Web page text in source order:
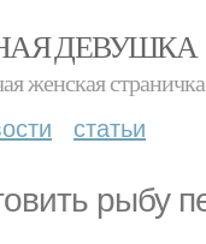
ДЕВУШКА
женская страничка
статьи
рыбу